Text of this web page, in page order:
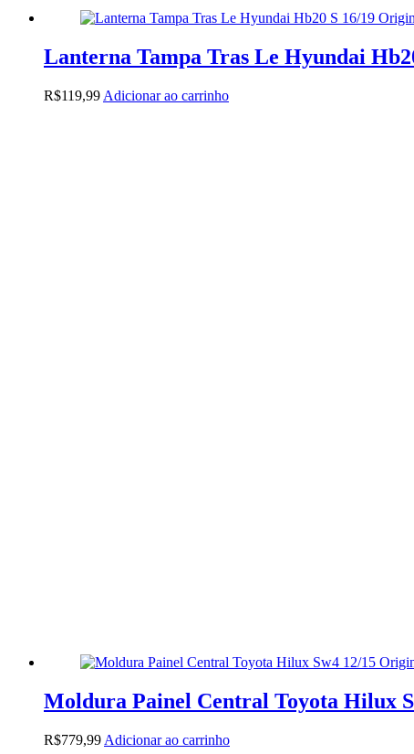
Lanterna Tampa Tras Le Hyundai
R$119,99 Adicionar ao carrinho
Moldura Painel Central Toyota Hilux
R$779,99 Adicionar ao carrinho